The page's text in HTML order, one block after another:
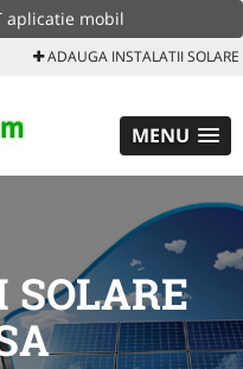
aplicatie mobil
ADAUGA INSTALATII SOLARE
MENU